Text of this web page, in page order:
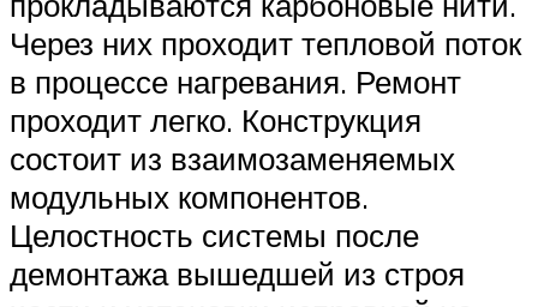
Через них проходит тепловой поток
в процессе нагревания. Ремонт
проходит легко. Конструкция
состоит из взаимозаменяемых
модульных компонентов.
Целостность системы после
демонтажа вышедшей из строя